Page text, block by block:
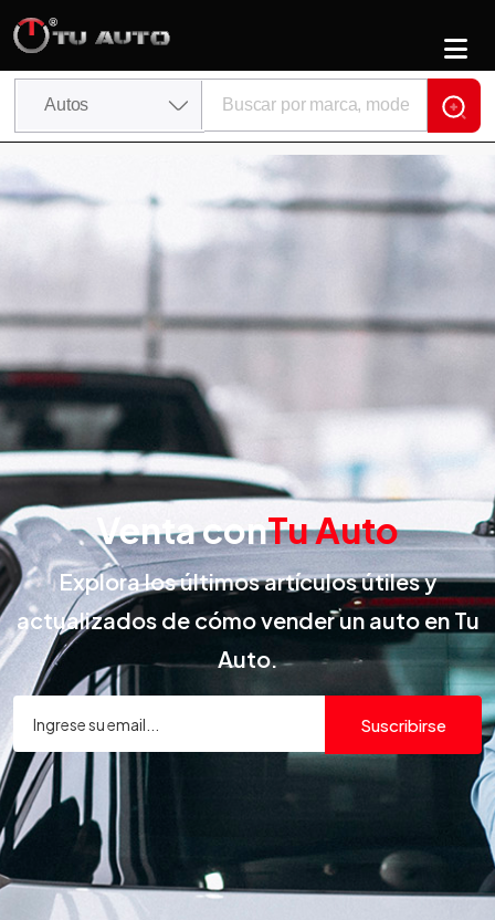
Venta conTu Auto
Explora los últimos artículos útiles y
actualizados de cómo vender un auto en Tu
Auto.
Suscribirse